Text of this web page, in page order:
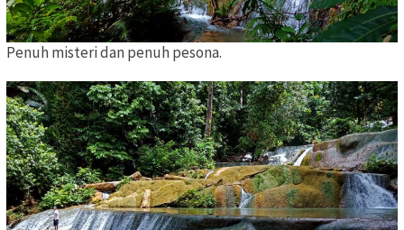
Penuh misteri dan penuh pesona.